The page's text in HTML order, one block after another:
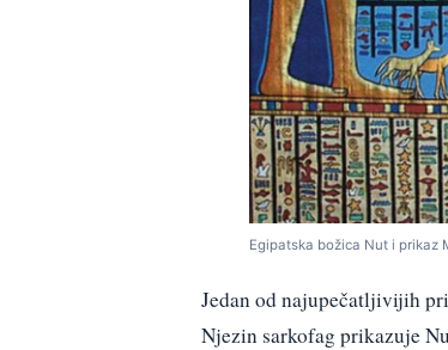
Egipatska božica Nut i prikaz
Jedan od najupečatljivijih
Njezin sarkofag prikazuje